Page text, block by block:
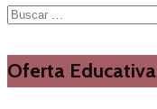
Buscar:
Oferta Educativa